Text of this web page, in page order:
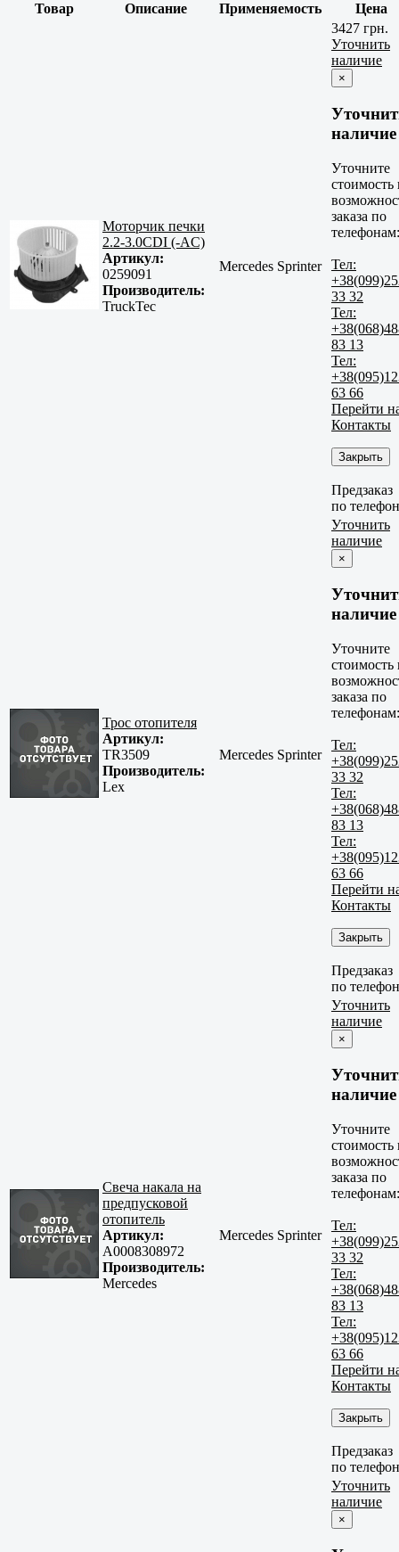
Товар
Описание Применяемость Цена
Моторчик печки
2.2-3.0CDI (-AC)
Артикул:
0259091
Производитель:
TruckTec
Mercedes Sprinter
3427 грн.
Уточнить
наличие
×
наличие
Уточните
стоимость
заказа по
телефонам:
Тел:
33 32
Тел:
83 13
Тел:
63 66
Перейти
Контакты
Закрыть
Предзаказ
по
Трос отопителя
Артикул:
TR3509
Производитель:
Lex
Mercedes Sprinter
Уточнить
наличие
×
наличие
Уточните
стоимость
заказа по
телефонам:
Тел:
33 32
Тел:
83 13
Тел:
63 66
Перейти
Контакты
Закрыть
Предзаказ
по
Свеча накала на
предпусковой
отопитель
Артикул:
A0008308972
Производитель:
Mercedes
Mercedes Sprinter
Уточнить
наличие
×
наличие
Уточните
стоимость
заказа по
телефонам:
Тел:
33 32
Тел:
83 13
Тел:
63 66
Перейти
Контакты
Закрыть
Предзаказ
по
Уточнить
наличие
×